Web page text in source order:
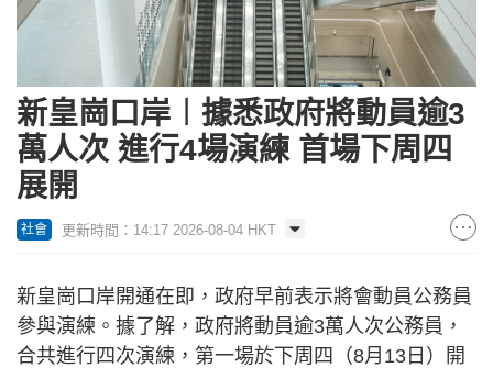
新皇崗口岸︱據悉政府將動員逾3
萬人次 進行4場演練 首場下周四
展開
社會 更新時間：14:17 2026-08-04 HKT
新皇崗口岸開通在即，政府早前表示將會動員公務員
參與演練。據了解，政府將動員逾3萬人次公務員，
合共進行四次演練，第一場於下周四（8月13日）開